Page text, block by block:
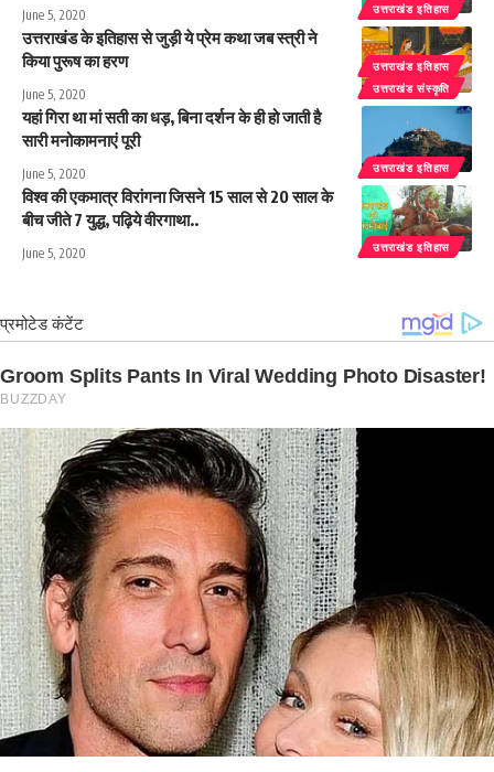
उत्तराखंड इतिहास
June 5, 2020
उत्तराखंड इतिहास
उत्तराखंड संस्कृति
उत्तराखंड के इतिहास से जुड़ी ये प्रेम कथा जब स्त्री ने
किया पुरूष का हरण
June 5, 2020
उत्तराखंड इतिहास
यहां गिरा था मां सती का धड़, बिना दर्शन के ही हो जाती है
सारी मनोकामनाएं पूरी
June 5, 2020
उत्तराखंड इतिहास
विश्व की एकमात्र विरांगना जिसने 15 साल से 20 साल के
बीच जीते 7 युद्ध, पढ़िये वीरगाथा..
June 5, 2020